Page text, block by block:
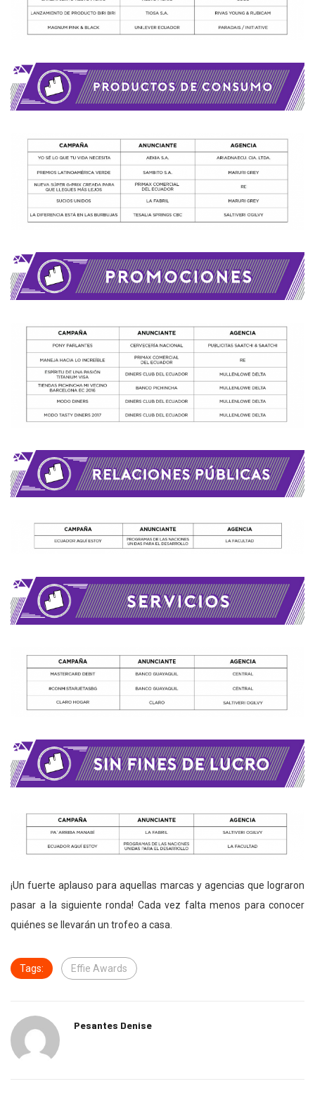
¡Un fuerte aplauso para aquellas marcas y agencias que lograron
pasar a la siguiente ronda! Cada vez falta menos para conocer
quiénes se llevarán un trofeo a casa.
Tags: Effie Awards
Pesantes Denise